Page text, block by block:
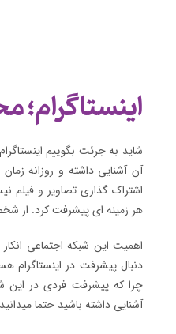
شاید به جرئت بگوییم
آن آشنایی داشته و روزانه
اشتراک گذاری تصاویر و فیلم
هر زمینه ای پیشرفت کرد. از
اهمیت این شبکه اجتماعی
دنبال پیشرفت در اینستاگرام
چرا که پیشرفت فردی در این
آشنایی داشته باشید حتما